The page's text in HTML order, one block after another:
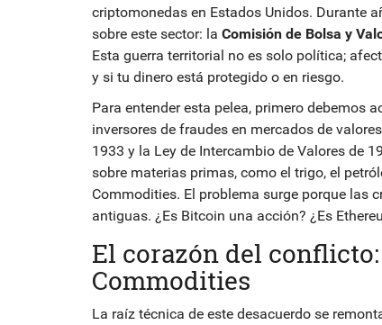
criptomonedas en Estados Unidos. Durante
sobre este sector: la Comisión de Bolsa y
Esta guerra territorial no es solo política;
y si tu dinero está protegido o en riesgo.
Para entender esta pelea, primero debemos
inversores de fraudes en mercados de
1933 y la Ley de Intercambio de Valores de
sobre materias primas, como el trigo, el
Commodities. El problema surge porque las
antiguas. ¿Es Bitcoin una acción? ¿Es
El corazón del
Commodities
La raíz técnica de este desacuerdo se